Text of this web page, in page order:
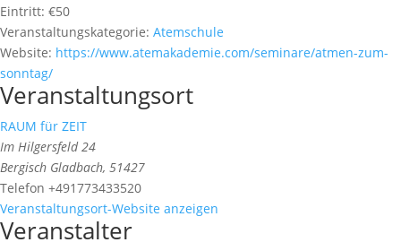
Eintritt: €50
Veranstaltungskategorie: Atemschule
Website: https://www.atemakademie.com/seminare/atmen-zum-
sonntag/
Veranstaltungsort
RAUM für ZEIT
Im Hilgersfeld 24
Bergisch Gladbach, 51427
Telefon +491773433520
Veranstaltungsort-Website anzeigen
Veranstalter